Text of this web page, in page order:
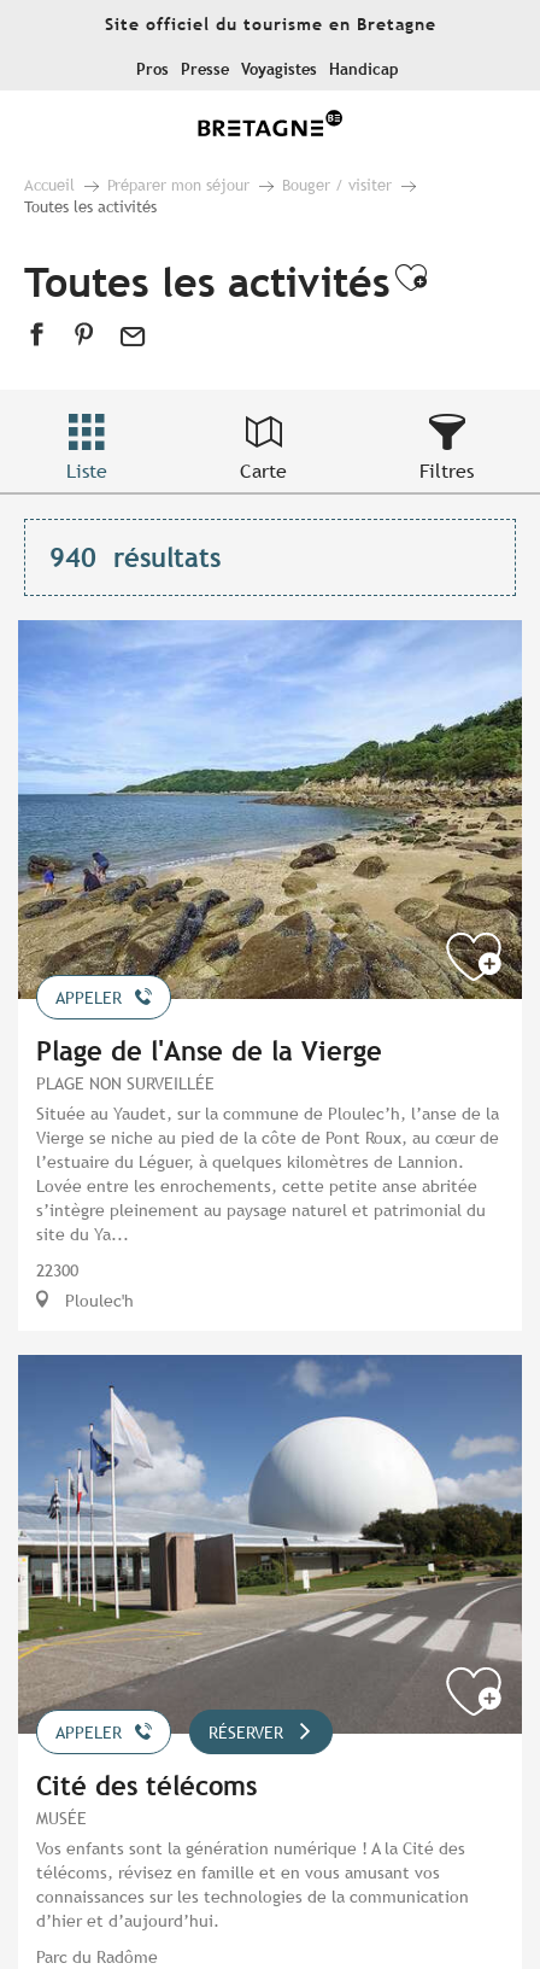
Site officiel du tourisme en Bretagne
Pros Presse Voyagistes Handicap
Accueil Préparer mon séjour
Bouger / visiter
Toutes les activités
Toutes les activités
Liste Carte Filtres
940 résultats
APPELER
Plage de l'Anse de la Vierge
PLAGE NON SURVEILLÉE
Située au Yaudet, sur la commune de Ploulec’h, l’anse de la
Vierge se niche au pied de la côte de Pont Roux, au cœur de
l’estuaire du Léguer, à quelques kilomètres de Lannion.
Lovée entre les enrochements, cette petite anse abritée
s’intègre pleinement au paysage naturel et patrimonial du
site du Ya...
22300
Ploulec'h
APPELER RÉSERVER
Cité des télécoms
MUSÉE
Vos enfants sont la génération numérique ! A la Cité des
télécoms, révisez en famille et en vous amusant vos
connaissances sur les technologies de la communication
d’hier et d’aujourd’hui.
Parc du Radôme